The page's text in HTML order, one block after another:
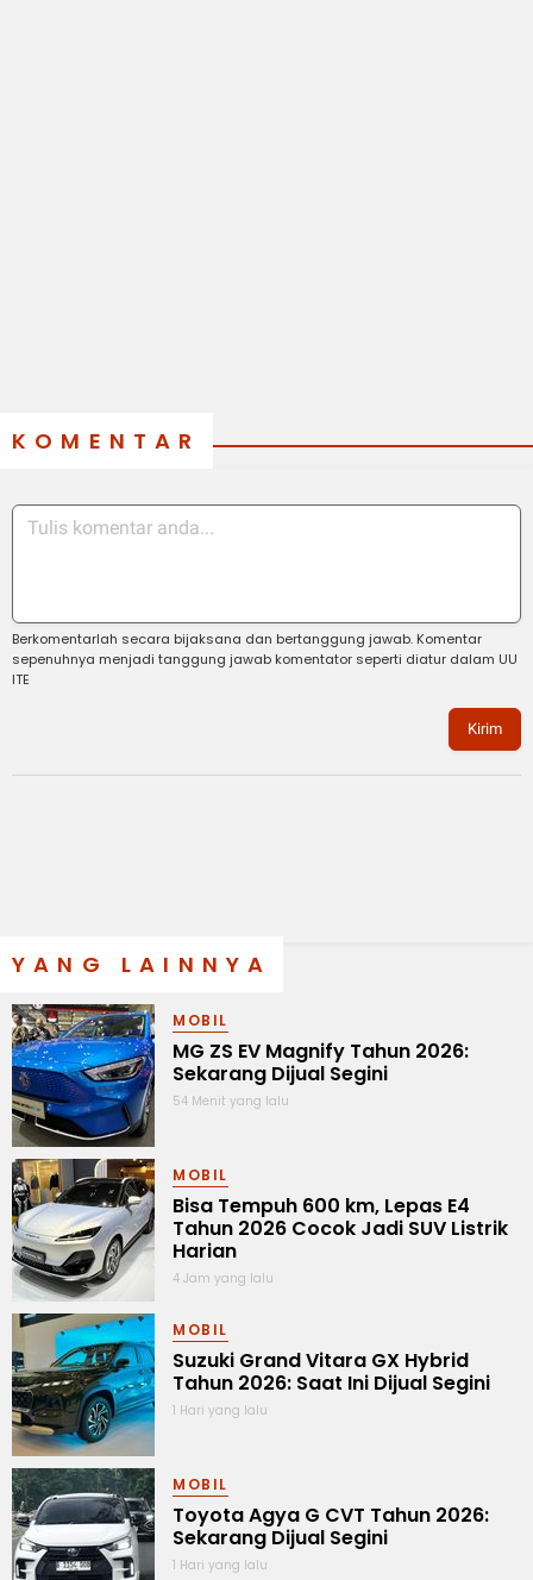
KOMENTAR
Berkomentarlah secara bijaksana dan bertanggung jawab. Komentar
sepenuhnya menjadi tanggung jawab komentator seperti diatur dalam UU
ITE
Kirim
YANG LAINNYA
MOBIL
MG ZS EV Magnify Tahun 2026:
Sekarang Dijual Segini
54 Menit yang lalu
MOBIL
Bisa Tempuh 600 km, Lepas E4
Tahun 2026 Cocok Jadi SUV Listrik
Harian
4 Jam yang lalu
MOBIL
Suzuki Grand Vitara GX Hybrid
Tahun 2026: Saat Ini Dijual Segini
1 Hari yang lalu
MOBIL
Toyota Agya G CVT Tahun 2026:
Sekarang Dijual Segini
1 Hari yang lalu